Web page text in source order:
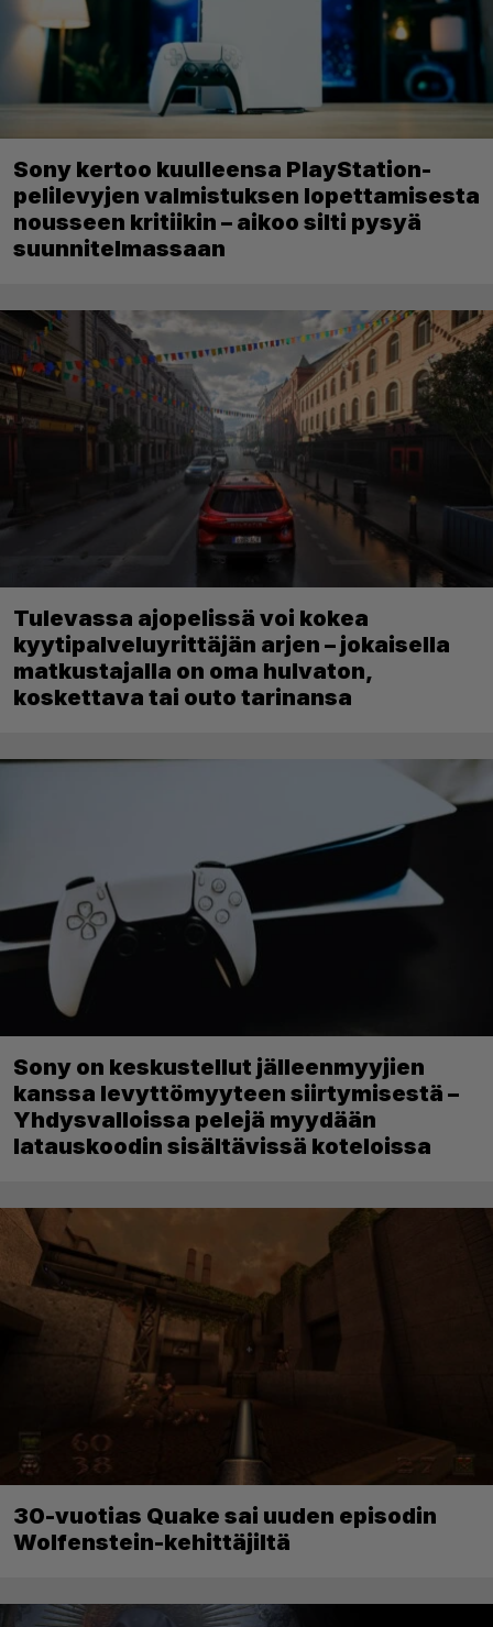
Sony kertoo kuulleensa PlayStation-
pelilevyjen valmistuksen lopettamisesta
nousseen kritiikin – aikoo silti pysyä
suunnitelmassaan
Tulevassa ajopelissä voi kokea
kyytipalveluyrittäjän arjen – jokaisella
matkustajalla on oma hulvaton,
koskettava tai outo tarinansa
Sony on keskustellut jälleenmyyjien
kanssa levyttömyyteen siirtymisestä –
Yhdysvalloissa pelejä myydään
latauskoodin sisältävissä koteloissa
30-vuotias Quake sai uuden episodin
Wolfenstein-kehittäjiltä